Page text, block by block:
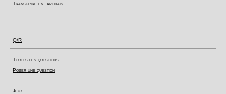
Transcrire en japonais
Q/R
Toutes les questions
Poser une question
Jeux